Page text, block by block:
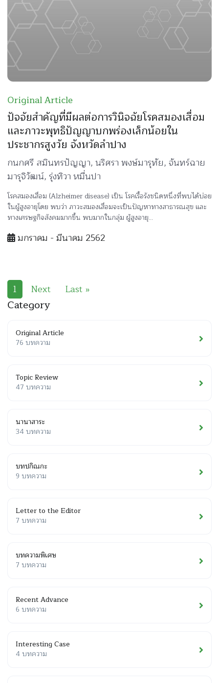
Original Article
ปัจจัยสำคัญที่มีผลต่อการวินิจฉัยโรคสมองเสื่อม
และภาวะพุทธิปัญญาบกพร่องเล็กน้อยใน
ประชากรสูงวัย จังหวัดลำปาง
กนกศรี สมินทรปัญญา, นริศรา พงษ์มารุทัย, จันทร์ฉาย
มารุจิวัฒน์, รุ่งทิวา หมื่นปา
โรคสมองเสื่อม (Alzheimer disease) เป็น โรคเรื้อรังชนิดหนึ่งที่พบได้บ่อย
ในผู้สูงอายุโดย พบว่า ภาวะสมองเสื่อมจะเป็นปัญหาทางสาธารณสุข และ
ทางเศรษฐกิจสังคมมากขึ้น พบมากในกลุ่ม ผู้สูงอายุ...
มกราคม - มีนาคม 2562
1 Next Last »
Category
Original Article
76 บทความ
Topic Review
47 บทความ
นานาสาระ
34 บทความ
บทปกิณกะ
9 บทความ
Letter to the Editor
7 บทความ
บทความพิเศษ
7 บทความ
Recent Advance
6 บทความ
Interesting Case
4 บทความ